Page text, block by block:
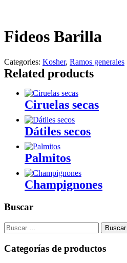
Fideos Barilla
Categories: Kosher, Ramos generales
Related products
Ciruelas secas
Dátiles secos
Palmitos
Champignones
Buscar
Search
for:
Categorías de productos